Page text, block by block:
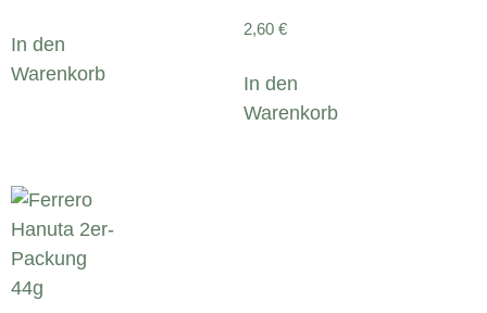
In den
Warenkorb
2,60 €
In den
Warenkorb